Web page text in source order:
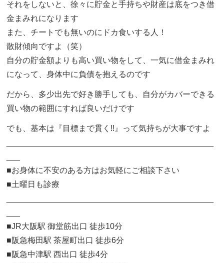
それをしないと、徐々に貯金と手持ちや財産は底をつき借
金まみれになります
また、チートでも無いのにドカ食いする人！
散財傾向ですよ（笑）
自分の貯金額よりも高い買い物をして、一気に借金まみれ
になって、身体中に負債を抱えるのです
だから、多少出先で好き勝手しても、自分がカバーできる
買い物の範囲にすれば良いだけです
でも、基本は『目標まで貫く‼️』って気持ちが大事ですよ
■お身体に不安のある方はお気軽にご相談下さい
■土曜日も診療
■JR大阪駅 御堂筋出口 徒歩10分
■阪急梅田駅 茶屋町出口 徒歩6分
■阪急中津駅 西出口 徒歩4分